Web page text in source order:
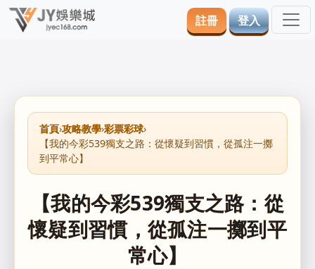
註冊 登入
首頁›攻略教學›彩票彩球›
【我的今彩539獨支之路：從懷疑到習慣，從孤注一擲
到平常心】
【我的今彩539獨支之路：從
懷疑到習慣，從孤注一擲到平
常心】